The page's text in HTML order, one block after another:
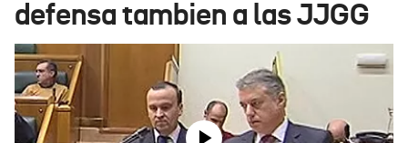
Ikusmiran
Eguraldia
defensa tambien a las JJGG